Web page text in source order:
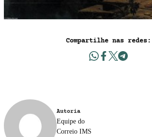
Compartilhe nas redes:
Autoria
Equipe do
Correio IMS